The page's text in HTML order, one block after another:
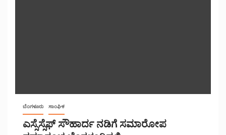
ಬೆಂಗಳೂರು ಸಾಂಘಿಕ
ಎಸ್ಸೆಸ್ಸೆಫ್ ಸೌಹಾರ್ದ ನಡಿಗೆ ಸಮಾರೋಪ